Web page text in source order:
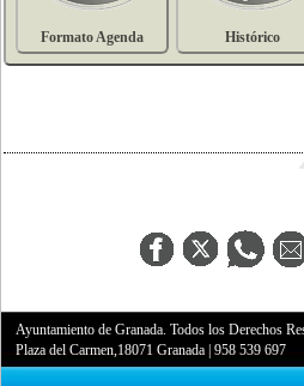
Formato Agenda Histórico
Ayuntamiento de Granada. Todos los Derechos
Plaza del Carmen,18071 Granada |958 539 697